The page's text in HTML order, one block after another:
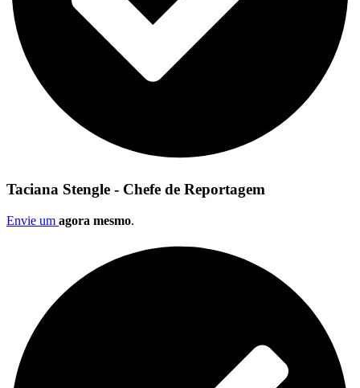
Taciana Stengle - Chefe de Reportagem
Envie um agora mesmo.